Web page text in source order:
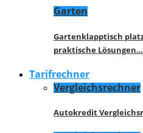
Garten
Gartenklapptisch
praktische Lösungen…
Tarifrechner
Vergleichsrechner
Autokredit